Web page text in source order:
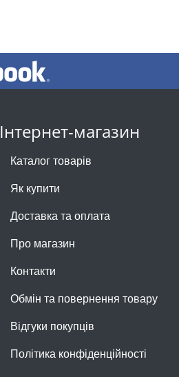
Інтернет-магазин
Каталог товарів
Як купити
Доставка та оплата
Про магазин
Контакти
Обмін та повернення товару
Відгуки покупців
Політика конфіденційності